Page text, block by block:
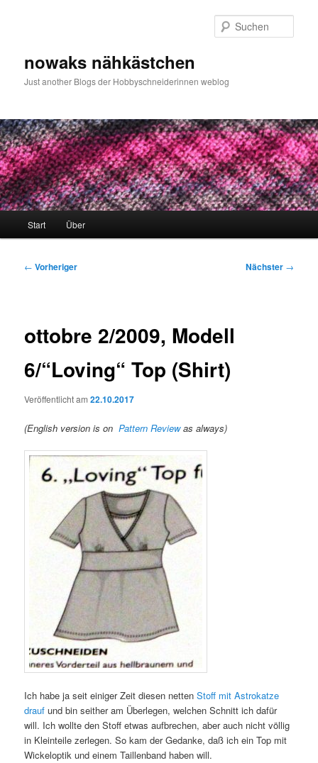
nowaks nähkästchen
Just another Blogs der Hobbyschneiderinnen weblog
Start Über
Beitragsnavigation
← Vorheriger Nächster →
ottobre 2/2009, Modell
6/“Loving“ Top (Shirt)
Veröffentlicht am22.10.2017
(English version is onPattern Reviewas always)
Ich habe ja seit einiger Zeit diesen nettenStoff mit Astrokatze
draufund bin seither am Überlegen, welchen Schnitt ich dafür
will. Ich wollte den Stoff etwas aufbrechen, aber auch nicht völlig
in Kleinteile zerlegen. So kam der Gedanke, daß ich ein Top mit
Wickeloptik und einem Taillenband haben will.